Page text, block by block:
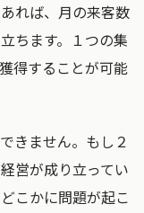
れば、月の来客数
ちます。１つの集
得することが可能
きません。もし２
営が成り立ってい
こかに問題が起こ